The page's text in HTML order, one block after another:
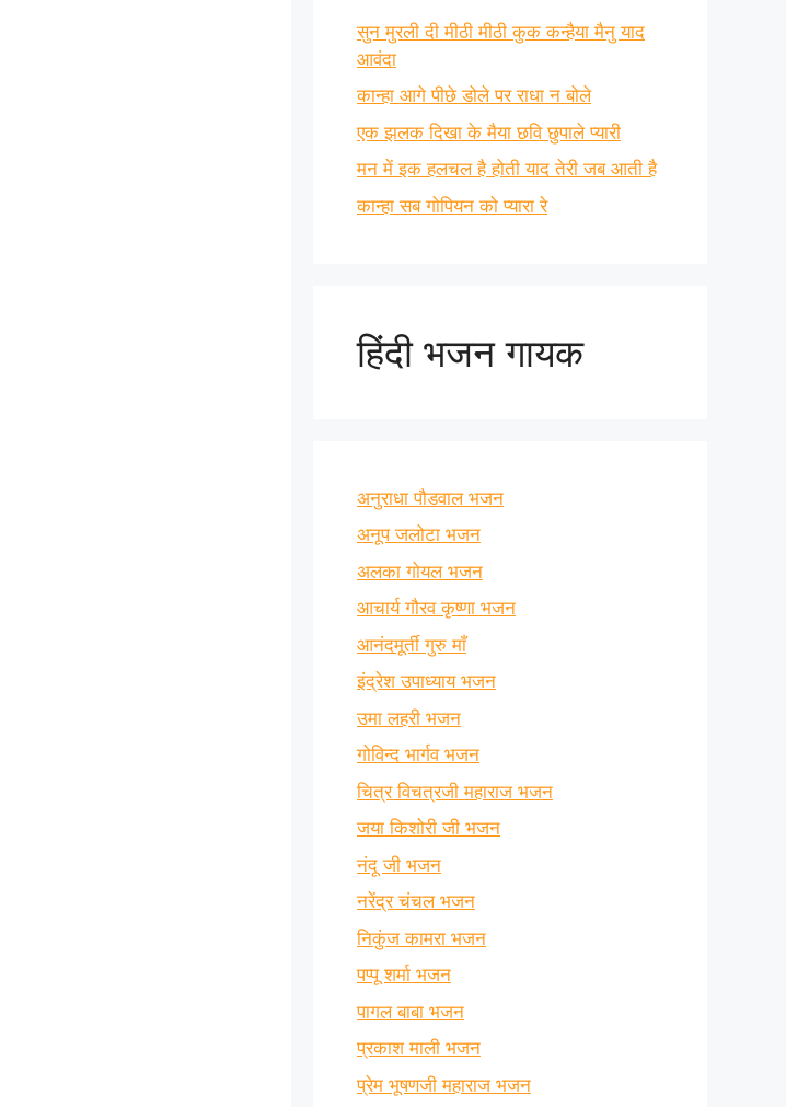
सुन मुरली दी मीठी मीठी कुक कन्हैया मैनु याद
आवंदा
कान्हा आगे पीछे डोले पर राधा न बोले
एक झलक दिखा के मैया छवि छुपाले प्यारी
मन में इक हलचल है होती याद तेरी जब आती है
कान्हा सब गोपियन को प्यारा रे
हिंदी भजन गायक
अनुराधा पौडवाल भजन
अनूप जलोटा भजन
अलका गोयल भजन
आचार्य गौरव कृष्णा भजन
आनंदमूर्ती गुरु माँ
इंद्रेश उपाध्याय भजन
उमा लहरी भजन
गोविन्द भार्गव भजन
चित्र विचत्रजी महाराज भजन
जया किशोरी जी भजन
नंदू जी भजन
नरेंद्र चंचल भजन
निकुंज कामरा भजन
पप्पू शर्मा भजन
पागल बाबा भजन
प्रकाश माली भजन
प्रेम भूषणजी महाराज भजन